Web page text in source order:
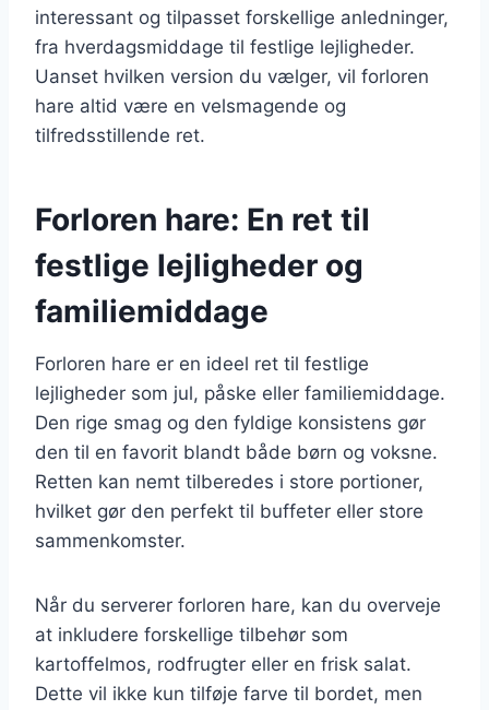
interessant og tilpasset forskellige anledninger,
fra hverdagsmiddage til festlige lejligheder.
Uanset hvilken version du vælger, vil forloren
hare altid være en velsmagende og
tilfredsstillende ret.
Forloren hare: En ret til
festlige lejligheder og
familiemiddage
Forloren hare er en ideel ret til festlige
lejligheder som jul, påske eller familiemiddage.
Den rige smag og den fyldige konsistens gør
den til en favorit blandt både børn og voksne.
Retten kan nemt tilberedes i store portioner,
hvilket gør den perfekt til buffeter eller store
sammenkomster.
Når du serverer forloren hare, kan du overveje
at inkludere forskellige tilbehør som
kartoffelmos, rodfrugter eller en frisk salat.
Dette vil ikke kun tilføje farve til bordet, men